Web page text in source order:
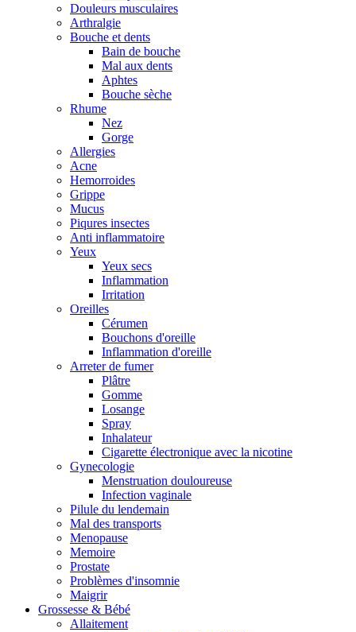
Douleurs musculaires
Arthralgie
Bouche et dents
Bain de bouche
Mal aux dents
Aphtes
Bouche sèche
Rhume
Nez
Gorge
Allergies
Acne
Hemorroides
Grippe
Mucus
Piqures insectes
Anti inflammatoire
Yeux
Yeux secs
Inflammation
Irritation
Oreilles
Cérumen
Bouchons d'oreille
Inflammation d'oreille
Arreter de fumer
Plâtre
Gomme
Losange
Spray
Inhalateur
Cigarette électronique avec la nicotine
Gynecologie
Menstruation douloureuse
Infection vaginale
Pilule du lendemain
Mal des transports
Menopause
Memoire
Prostate
Problèmes d'insomnie
Maigrir
Grossesse & Bébé
Allaitement